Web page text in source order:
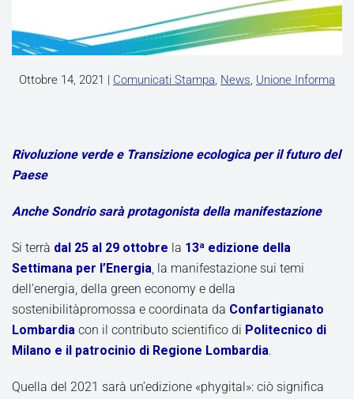
Ottobre 14, 2021 | Comunicati Stampa, News, Unione Informa
Rivoluzione verde e Transizione ecologica per il futuro del
Paese
Anche Sondrio sarà protagonista della manifestazione
Si terrà dal 25 al 29 ottobre la 13ª edizione della
Settimana per l’Energia, la manifestazione sui temi
dell’energia, della green economy e della
sostenibilitàpromossa e coordinata da Confartigianato
Lombardia con il contributo scientifico di Politecnico di
Milano e il patrocinio di Regione Lombardia.
Quella del 2021 sarà un’edizione «phygital»: ciò significa